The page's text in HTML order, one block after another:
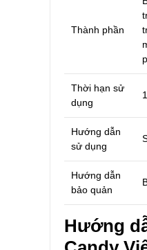
Thành phần
Thời hạn sử
dụng
Hướng dẫn
sử dụng
Hướng dẫn
bảo quản
Hướng